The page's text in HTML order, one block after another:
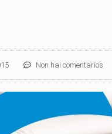
Non hai comentarios